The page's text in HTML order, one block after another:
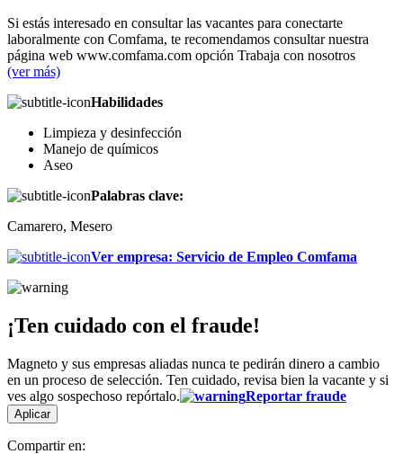
Si estás interesado en consultar las vacantes para conectarte
laboralmente con Comfama, te recomendamos consultar nuestra
página web www.comfama.com opción Trabaja con nosotros
(ver más)
Habilidades
Limpieza y desinfección
Manejo de químicos
Aseo
Palabras clave:
Camarero, Mesero
Ver empresa: Servicio de Empleo Comfama
¡Ten cuidado con el fraude!
Magneto y sus empresas aliadas nunca te pedirán dinero a cambio
en un proceso de selección. Ten cuidado, revisa bien la vacante y si
ves algo sospechoso repórtalo.
Reportar fraude
Aplicar
Compartir en: